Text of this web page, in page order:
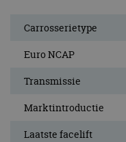
Carrosserietype
Euro NCAP
Transmissie
Marktintroductie
Laatste facelift